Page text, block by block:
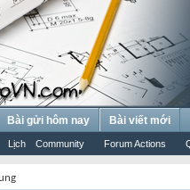
Lịch Community Forum Actions
Bài gửi hôm nay Bài viết mới